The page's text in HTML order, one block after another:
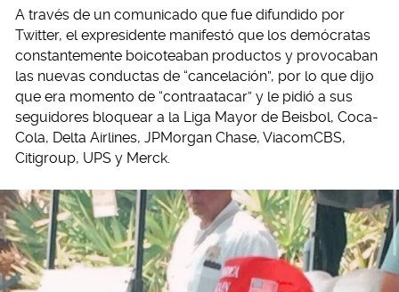
A través de un comunicado que fue difundido por
Twitter, el expresidente manifestó que los demócratas
constantemente boicoteaban productos y provocaban
las nuevas conductas de “cancelación”, por lo que dijo
que era momento de “contraatacar” y le pidió a sus
seguidores bloquear a la Liga Mayor de Beisbol, Coca-
Cola, Delta Airlines, JPMorgan Chase, ViacomCBS,
Citigroup, UPS y Merck.